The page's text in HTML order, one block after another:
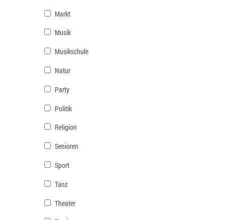
Markt
Musik
Musikschule
Natur
Party
Politik
Religion
Senioren
Sport
Tanz
Theater